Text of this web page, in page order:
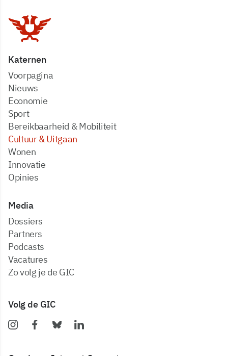
Katernen
Voorpagina
Nieuws
Economie
Sport
Bereikbaarheid & Mobiliteit
Cultuur & Uitgaan
Wonen
Innovatie
Opinies
Media
dossiers
partners
podcasts
vacatures
zo volg je de GIC
Volg de GIC